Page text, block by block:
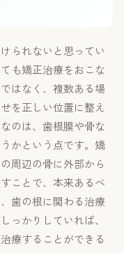
られないと思ってい
も矯正治療をおこな
はなく、複数ある場
を正しい位置に整え
のは、歯根膜や骨な
かという点です。矯
周辺の骨に外部から
ことで、本来あるべ
歯の根に関わる治療
っかりしていれば、
療することができる